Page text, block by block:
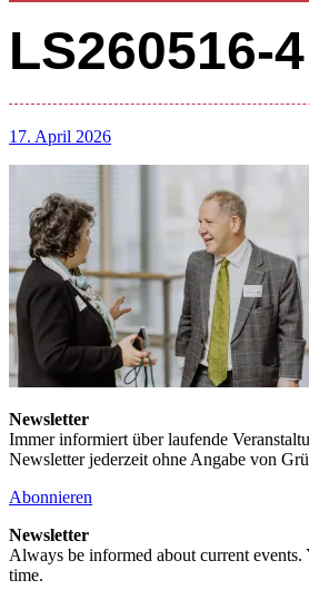
LS260516-4
17. April 2026
Newsletter
Immer informiert über laufende
Newsletter jederzeit ohne Angabe von
Abonnieren
Newsletter
Always be informed about current events.
time.